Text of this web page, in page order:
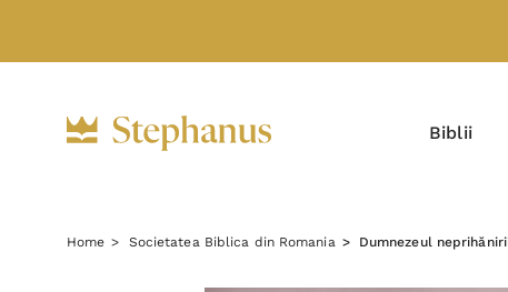
Biblii
Home Societatea Biblica din Romania Dumnezeul